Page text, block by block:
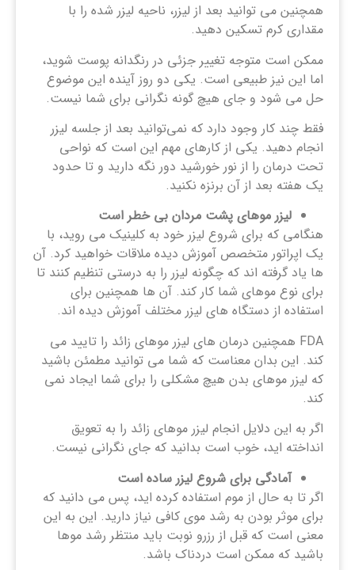
همچنین می توانید بعد از لیزر، ناحیه لیزر شده را با
مقداری کرم تسکین دهید.
ممکن است متوجه تغییر جزئی در رنگدانه پوست شوید،
اما این نیز طبیعی است. یکی دو روز آینده این موضوع
حل می شود و جای هیچ گونه نگرانی برای شما نیست.
فقط چند کار وجود دارد که نمی‌توانید بعد از جلسه لیزر
انجام دهید. یکی از کارهای مهم این است که نواحی
تحت درمان را از نور خورشید دور نگه دارید و تا حدود
یک هفته بعد از آن برنزه نکنید.
لیزر موهای پشت مردان بی خطر است
هنگامی که برای شروع لیزر خود به کلینیک می روید، با
یک اپراتور متخصص آموزش دیده ملاقات خواهید کرد. آن
ها یاد گرفته اند که چگونه لیزر را به درستی تنظیم کنند تا
برای نوع موهای شما کار کند. آن ها همچنین برای
استفاده از دستگاه های لیزر مختلف آموزش دیده اند.
FDA همچنین درمان های لیزر موهای زائد را تایید می
کند. این بدان معناست که شما می توانید مطمئن باشید
که لیزر موهای بدن هیچ مشکلی را برای شما ایجاد نمی
کند.
اگر به این دلایل انجام لیزر موهای زائد را به تعویق
انداخته اید، خوب است بدانید که جای نگرانی نیست.
آمادگی برای شروع لیزر ساده است
اگر تا به حال از موم استفاده کرده اید، پس می دانید که
برای موثر بودن به رشد موی کافی نیاز دارید. این به این
معنی است که قبل از رزرو نوبت باید منتظر رشد موها
باشید که ممکن است دردناک باشد.